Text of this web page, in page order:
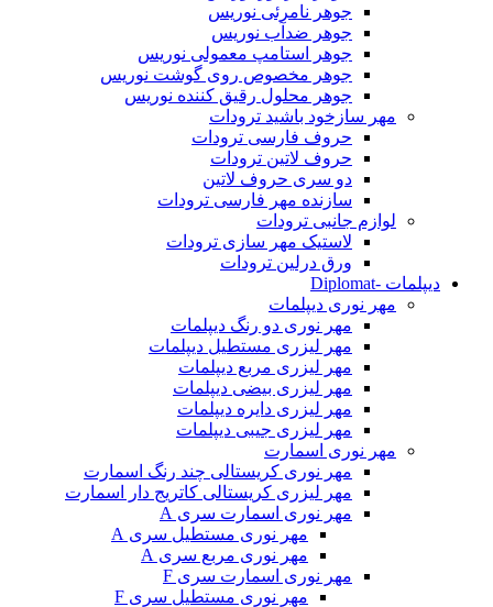
جوهر نامرئی نوریس
جوهر ضدآب نوریس
جوهر استامپ معمولی نوریس
جوهر مخصوص روی گوشت نوریس
جوهر محلول رقیق کننده نوریس
مهر سازخود باشید ترودات
حروف فارسی ترودات
حروف لاتین ترودات
دو سری حروف لاتین
سازنده مهر فارسی ترودات
لوازم جانبی ترودات
لاستیک مهر سازی ترودات
ورق درلین ترودات
دیپلمات -Diplomat
مهر نوری دیپلمات
مهر نوری دو رنگ دیپلمات
مهر لیزری مستطیل دیپلمات
مهر لیزری مربع دیپلمات
مهر لیزری بیضی دیپلمات
مهر لیزری دایره دیپلمات
مهر لیزری جیبی دیپلمات
مهر نوری اسمارت
مهر نوری کریستالی چند رنگ اسمارت
مهر لیزری کریستالی کاتریج دار اسمارت
مهر نوری اسمارت سری A
مهر نوری مستطیل سری A
مهر نوری مربع سری A
مهر نوری اسمارت سری F
مهر نوری مستطیل سری F